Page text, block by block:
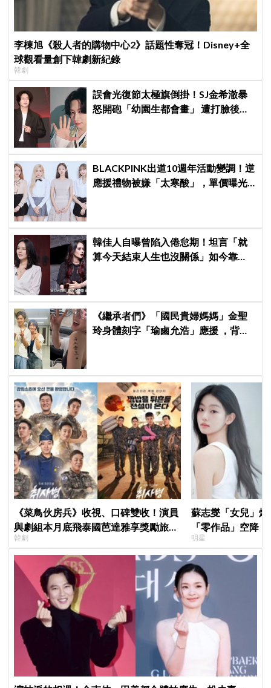
李棟旭《殺人者的購物中心2》話題性奪冠！Disney+全
球觀看量創下韓劇新紀錄
韓劇
誤會光復節太極旗倒掛！SJ金希澈暴
怒開砲「幼園生都會畫」 遭打臉後火
BLACKPINK出道10週年活動變調！逆
應援禮物被嫌「太寒酸」，單價曝光
韓佳人自曝曾陷入倦怠期！坦言「就
算今天結束人生也沒關係」如今靠
《繼承者們》「國民貴婦媽媽」金聖
玲身體刻字「瑜鹵允浩」應援 ，背後
《菜鳥伙房兵》收視、口碑雙收！演員
與劇組本月底飛泰國芭達雅享獎勵旅
行，慶祝亮眼成績
韓劇
蘇志燮「女兒」
「零作品」空降
片被挖出網驚呆
明星